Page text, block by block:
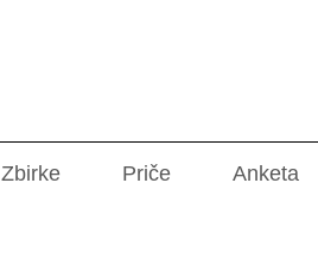
Zbirke Priče Anketa